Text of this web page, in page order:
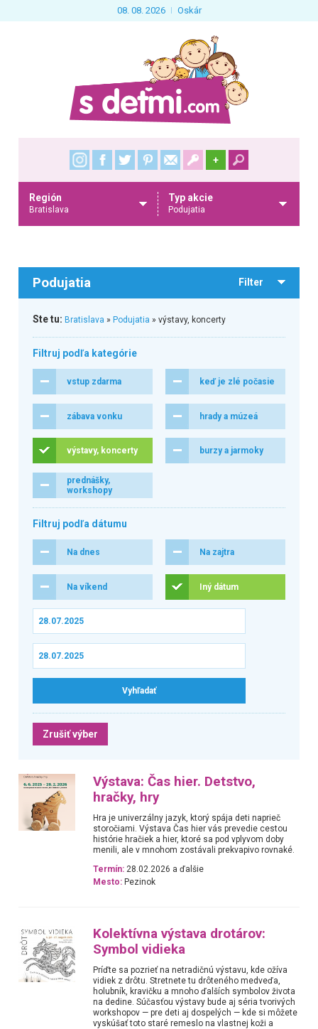
08. 08. 2026 Oskár
+
Región
Bratislava
Typ akcie
Podujatia
Podujatia Filter
Ste tu: Bratislava » Podujatia » výstavy, koncerty
Filtruj podľa kategórie
vstup zdarma keď je zlé počasie
zábava vonku hrady a múzeá
výstavy, koncerty burzy a jarmoky
prednášky,
workshopy
Filtruj podľa dátumu
Na dnes Na zajtra
Na víkend Iný dátum
Zrušiť výber
Výstava: Čas hier. Detstvo,
hračky, hry
Hra je univerzálny jazyk, ktorý spája deti naprieč
storočiami. Výstava Čas hier vás prevedie cestou
histórie hračiek a hier, ktoré sa pod vplyvom doby
menili, ale v mnohom zostávali prekvapivo rovnaké.
Termín: 28.02.2026 a ďalšie
Mesto: Pezinok
Kolektívna výstava drotárov:
Symbol vidieka
Príďte sa pozrieť na netradičnú výstavu, kde ožíva
vidiek z drôtu. Stretnete tu drôteného medveďa,
holubník, kravičku a mnoho ďalších symbolov života
na dedine. Súčasťou výstavy bude aj séria tvorivých
workshopov — pre deti aj dospelých — kde si môžete
vyskúšať toto staré remeslo na vlastnej koži a